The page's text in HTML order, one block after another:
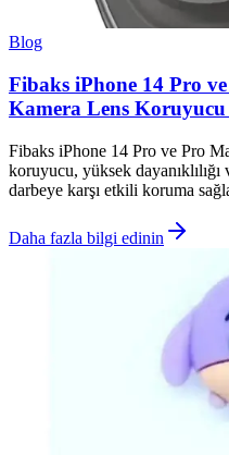
Blog
Fibaks iPhone 14 Pro
Kamera Lens
Fibaks iPhone 14 Pro ve Pro
koruyucu, yüksek
darbeye karşı etkili koruma
Daha fazla bilgi edinin